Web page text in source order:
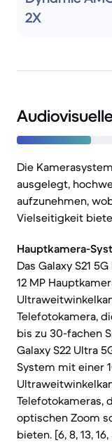
2X
Die
ausgelegt,
aufzunehmen,
Vielseitigkeit
Hauptkamera-
Das Galaxy S21
12 MP
Telefotokamera,
bis zu 30-fachen
Galaxy S22 Ultra
System mit einer
Telefotokameras,
optischen Zoom
bieten. [6, 8, 13,